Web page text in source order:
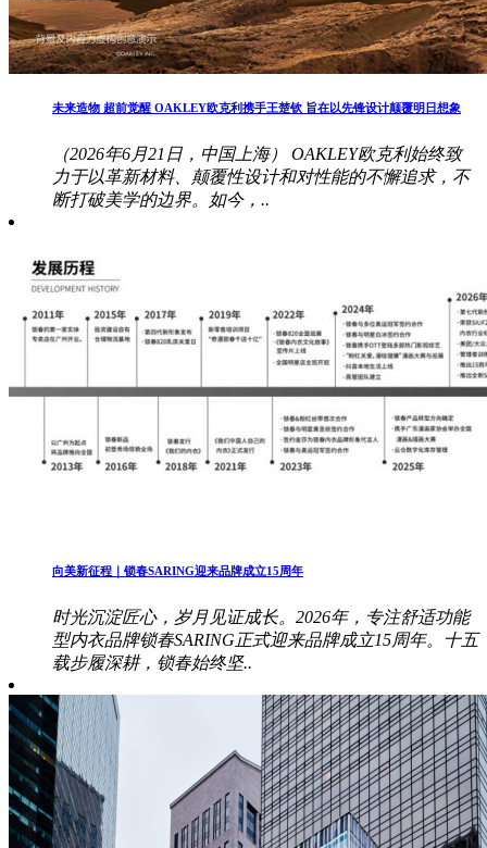
未来造物 超前觉醒 OAKLEY欧克利携手王楚钦 旨在以先锋设计颠覆明日想象
（2026年6月21日，中国上海） OAKLEY欧克利始终致
力于以革新材料、颠覆性设计和对性能的不懈追求，不
断打破美学的边界。如今，..
向美新征程｜锁春SARING迎来品牌成立15周年
时光沉淀匠心，岁月见证成长。2026年，专注舒适功能
型内衣品牌锁春SARING正式迎来品牌成立15周年。十五
载步履深耕，锁春始终坚..